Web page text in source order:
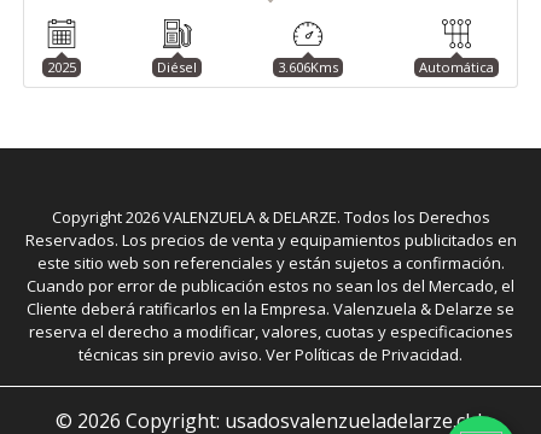
2025 Diésel 3.606Kms Automática
Copyright2026VALENZUELA & DELARZE. Todos los Derechos
Reservados. Los precios de venta y equipamientos publicitados en
este sitio web son referenciales y están sujetos a confirmación.
Cuando por error de publicación estos no sean los del Mercado, el
Cliente deberá ratificarlos en la Empresa. Valenzuela & Delarze se
reserva el derecho a modificar, valores, cuotas y especificaciones
técnicas sin previo aviso. Ver Políticas de Privacidad.
© 2026 Copyright: usadosvalenzueladelarze.cl |